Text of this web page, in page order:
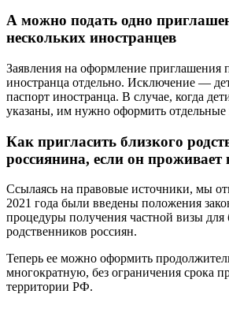
А можно подать одно
нескольких иностранцев
Заявления на оформление приглашения
иностранца отдельно. Исключение ―
паспорт иностранца. В случае, когда
указаны, им нужно оформить отдельные
Как пригласить близкого
россиянина, если он проживает
Ссылаясь на правовые источники, мы
2021 года были введены положения
процедуры получения частной визы для
родственников россиян.
Теперь ее можно оформить
многократную, без ограничения срока
территории РФ.